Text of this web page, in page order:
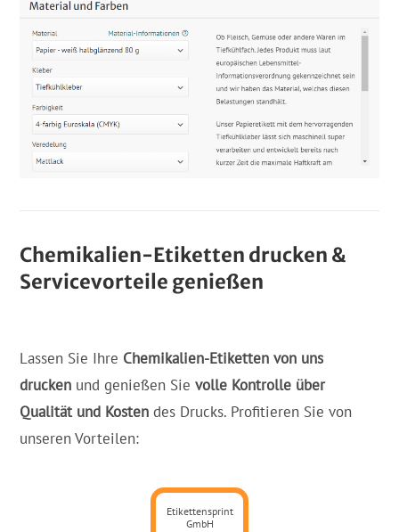
Chemikalien-Etiketten drucken &
Servicevorteile genießen
Lassen Sie Ihre Chemikalien-Etiketten von uns
drucken und genießen Sievolle Kontrolle über
Qualität und Kosten des Drucks. Profitieren Sie von
unseren Vorteilen:
Etikettensprint
GmbH